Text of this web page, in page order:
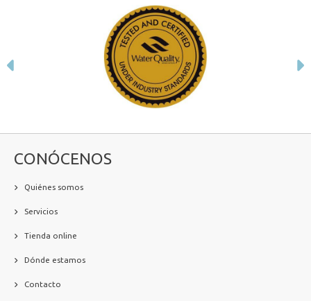
CONÓCENOS
Quiénes somos
Servicios
Tienda online
Dónde estamos
Contacto